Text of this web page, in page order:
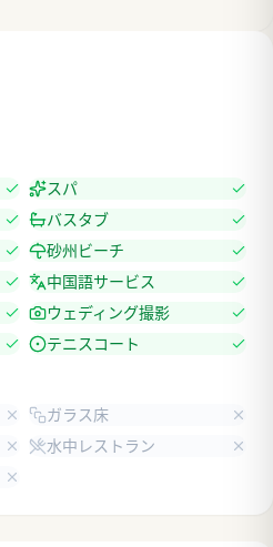
スパ
バスタブ
砂州ビーチ
中国語サービス
ウェディング撮影
テニスコート
ガラス床
水中レストラン